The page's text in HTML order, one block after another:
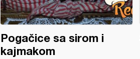
Pogačice sa sirom i
kajmakom